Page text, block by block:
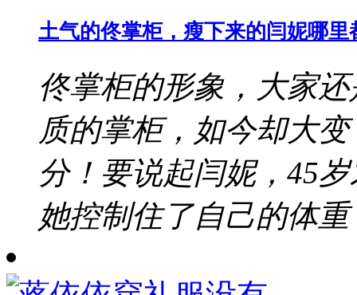
土气的佟掌柜，瘦下来的闫妮哪里
佟掌柜的形象，大家
质的掌柜，如今却大
分！要说起闫妮，45
她控制住了自己的体